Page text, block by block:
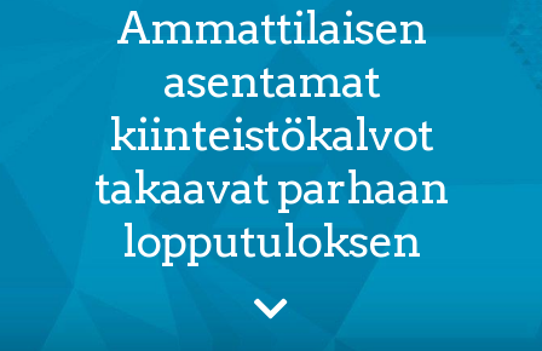
Ammattilaisen
asentamat
kiinteistökalvot
takaavat parhaan
lopputuloksen